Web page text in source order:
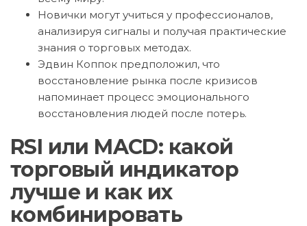
Новички могут учиться у профессионалов,
анализируя сигналы и получая практические
знания о торговых методах.
Эдвин Коппок предположил, что
восстановление рынка после кризисов
напоминает процесс эмоционального
восстановления людей после потерь.
RSI или MACD: какой
торговый индикатор
лучше и как их
комбинировать